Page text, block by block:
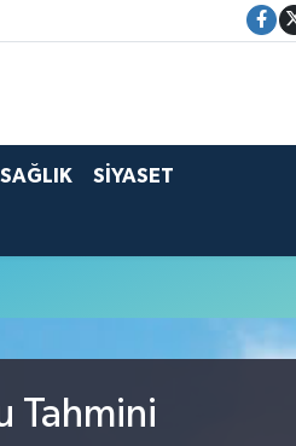
SAĞLIK SİYASET
Tahmini